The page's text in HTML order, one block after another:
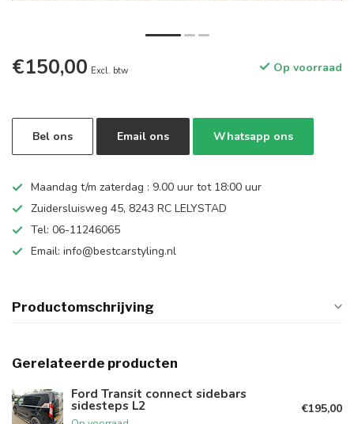
€150,00 Excl. btw Op voorraad
Bel ons Email ons Whatsapp ons
Maandag t/m zaterdag : 9.00 uur tot 18:00 uur
Zuidersluisweg 45, 8243 RC LELYSTAD
Tel: 06-11246065
Email: info@bestcarstyling.nl
Productomschrijving
Gerelateerde producten
Ford Transit connect sidebars
sidesteps L2 €195,00